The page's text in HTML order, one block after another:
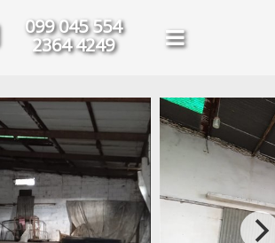
099 045 554
2364 4249